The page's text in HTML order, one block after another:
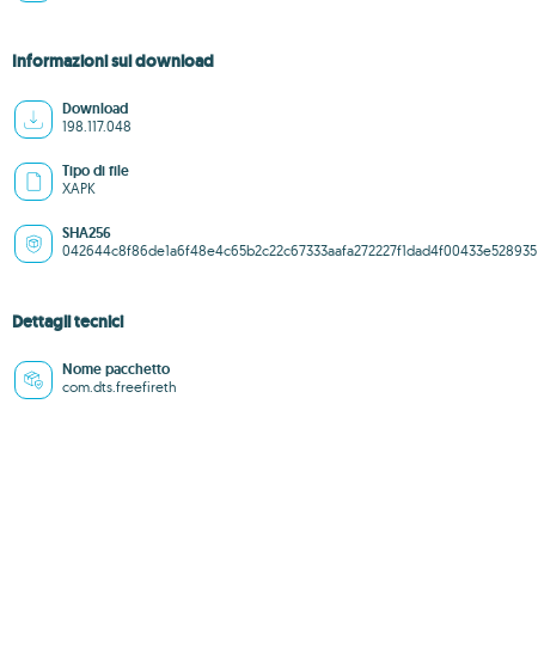
Informazioni sul download
Download
198.117.048
Tipo di file
XAPK
SHA256
042644c8f86de1a6f48e4c65b2c22c67333aafa272227f1dad4f00433e528935
Dettagli tecnici
Nome pacchetto
com.dts.freefireth